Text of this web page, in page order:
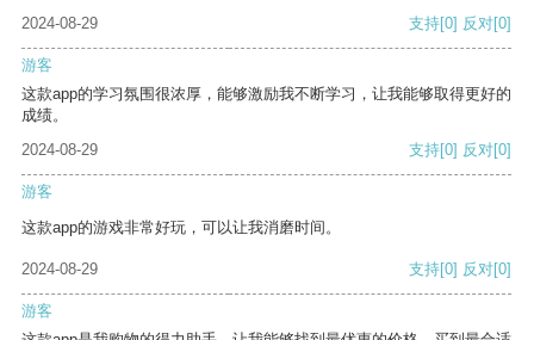
2024-08-29
支持[0] 反对[0]
游客
这款app的学习氛围很浓厚，能够激励我不断学习，让我能够取得更好的
成绩。
2024-08-29
支持[0] 反对[0]
游客
这款app的游戏非常好玩，可以让我消磨时间。
2024-08-29 支持[0] 反对[0]
游客